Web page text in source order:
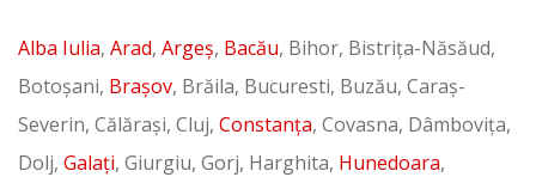
Alba Iulia, Arad, Argeș, Bacău, Bihor, Bistrița-Năsăud,
Botoșani, Brașov, Brăila, Bucuresti, Buzău, Caraș-
Severin, Călărași, Cluj, Constanța, Covasna, Dâmbovița,
Dolj, Galați, Giurgiu, Gorj, Harghita, Hunedoara,